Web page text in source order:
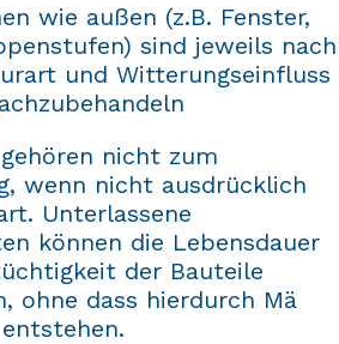
wie außen (z.B. Fenster,
sind jeweils nach
und Witterungseinfluss
nicht zum
wenn nicht ausdrücklich
Unterlassene
können die Lebensdauer
der Bauteile
ohne dass hierdurch Mä